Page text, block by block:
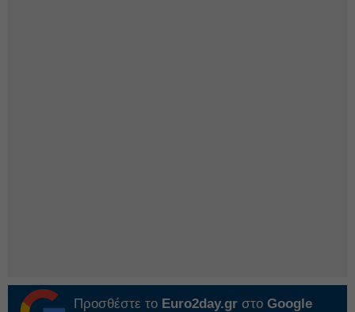
Προσθέστε το Euro2day.gr στο Google